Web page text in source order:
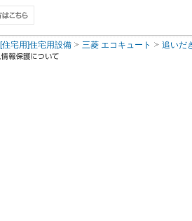
[住宅用]住宅用設備 三菱 エコキュート 追いだ